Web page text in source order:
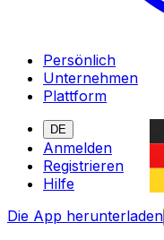
Persönlich
Unternehmen
Plattform
DE
Anmelden
Registrieren
Hilfe
Die App herunterladen